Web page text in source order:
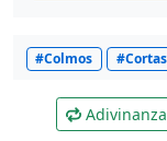
#Colmos #Cortas